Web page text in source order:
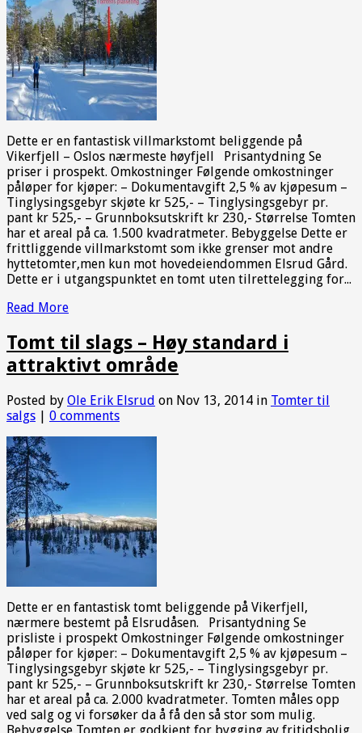
Dette er en fantastisk villmarkstomt beliggende på
Vikerfjell – Oslos nærmeste høyfjell Prisantydning Se
priser i prospekt. Omkostninger Følgende omkostninger
påløper for kjøper: – Dokumentavgift 2,5 % av kjøpesum –
Tinglysingsgebyr skjøte kr 525,- – Tinglysingsgebyr pr.
pant kr 525,- – Grunnboksutskrift kr 230,- Størrelse Tomten
har et areal på ca. 1.500 kvadratmeter. Bebyggelse Dette er
frittliggende villmarkstomt som ikke grenser mot andre
hyttetomter,men kun mot hovedeiendommen Elsrud Gård.
Dette er i utgangspunktet en tomt uten tilrettelegging for...
Read More
Tomt til slags – Høy standard i
attraktivt område
Posted by Ole Erik Elsrud on Nov 13, 2014 in Tomter til
salgs | 0 comments
Dette er en fantastisk tomt beliggende på Vikerfjell,
nærmere bestemt på Elsrudåsen. Prisantydning Se
prisliste i prospekt Omkostninger Følgende omkostninger
påløper for kjøper: – Dokumentavgift 2,5 % av kjøpesum –
Tinglysingsgebyr skjøte kr 525,- – Tinglysingsgebyr pr.
pant kr 525,- – Grunnboksutskrift kr 230,- Størrelse Tomten
har et areal på ca. 2.000 kvadratmeter. Tomten måles opp
ved salg og vi forsøker da å få den så stor som mulig.